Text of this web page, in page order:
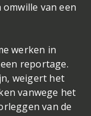
van een
werken in
reportage.
weigert het
vanwege het
van de